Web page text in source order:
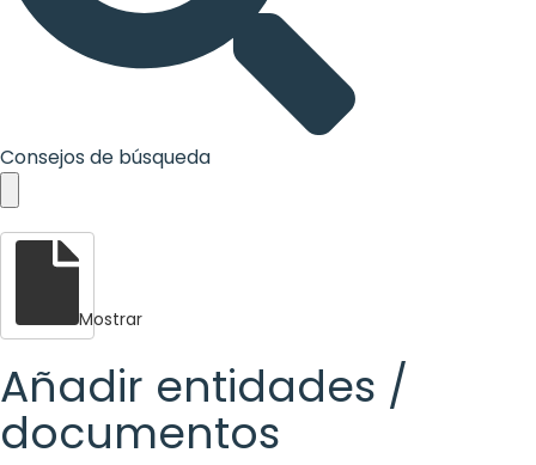
Consejos de búsqueda
Mostrar
Añadir entidades /
documentos